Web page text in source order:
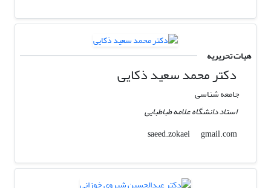
هیات تحریریه
دکتر محمد سعید ذکایی
جامعه شناسی
استاد دانشگاه علامه طباطبایی
saeed.zokaei
gmail.com